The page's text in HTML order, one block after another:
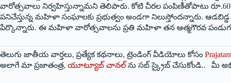
వారోత్సవాలు నిర్వహిస్తున్నామని తెలిపారు. కోటి చీరల పంపిణీతోపాటు రూ.60
పనిచేస్తున్న మహిళా సంఘాలకు ప్రభుత్వం అండగా నిలుస్తోందన్నారు.
పేర్కొన్నారు. ఈ మహిళా వారోత్సవాలను ప్రతి మహిళా తన ఆత్మగౌరవ
తెలుగు జాతీయ వార్తలు, ప్రత్యేక కథనాలు, ట్రెండింగ్ వీడియోలు కోసం
అలాగే మా ప్రజాతంత్ర, యూట్యూబ్ చానల్ ను సబ్ స్క్రైబ్ చేసుకోండి.. మీ